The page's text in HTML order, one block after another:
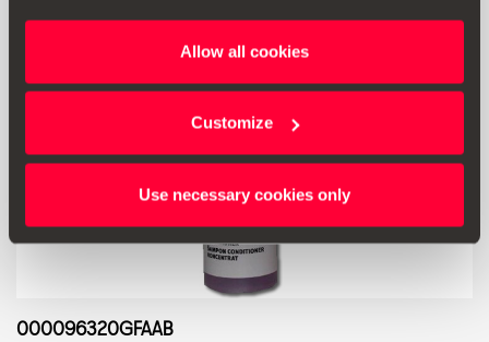
Allow all cookies
Customize
Use necessary cookies only
000096320GFAAB